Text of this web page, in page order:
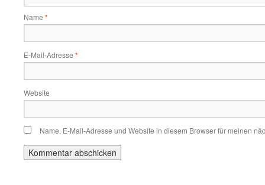
Name *
E-Mail-Adresse *
Website
Name, E-Mail-Adresse und Website in diesem Browser für meinen